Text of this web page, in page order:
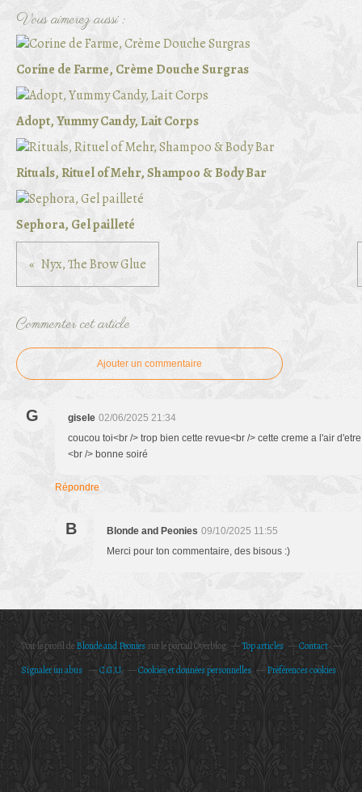
Vous aimerez aussi :
Corine de Farme, Crème Douche Surgras
Adopt, Yummy Candy, Lait Corps
Rituals, Rituel of Mehr, Shampoo & Body Bar
Sephora, Gel pailleté
Nyx, The Brow Glue
Commenter cet article
Ajouter un commentaire
G gisele 02/06/2025 21:34
coucou toi<br /> trop bien cette revue<br /> cette creme a l'air
<br /> bonne soiré
Répondre
B Blonde and Peonies 09/10/2025 11:55
Merci pour ton commentaire, des bisous :)
Voir le profil deBlonde and Peoniessur le portail Overblog Top articles
Contact
Signaler un abus
C.G.U. Cookies et données personnelles Préférences cookies